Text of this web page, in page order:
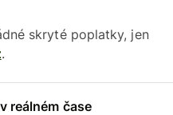
skryté poplatky, jen
.
reálném čase